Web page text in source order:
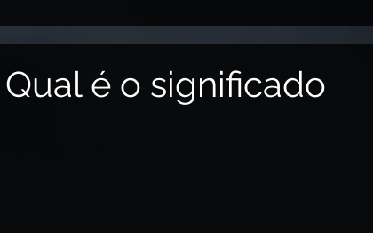
é o significado